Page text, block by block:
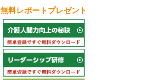
無料レポートプレゼント